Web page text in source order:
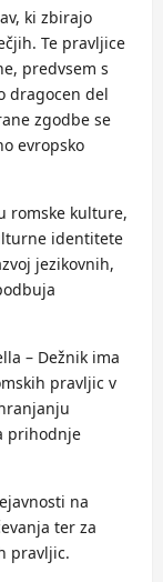
ki zbirajo
Te pravljice
predvsem s
dragocen del
zgodbe se
evropsko
romske kulture,
identitete
jezikovnih,
– Dežnik ima
pravljic v
prihodnje
na
ter za
pravljic.